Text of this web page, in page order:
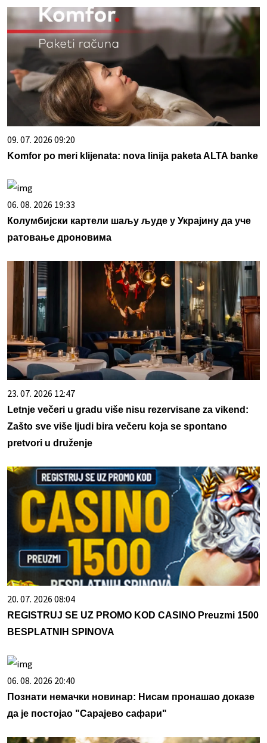
09. 07. 2026 09:20
Komfor po meri klijenata: nova linija paketa ALTA banke
06. 08. 2026 19:33
Колумбијски картели шаљу људе у Украјину да уче
ратовање дроновима
23. 07. 2026 12:47
Letnje večeri u gradu više nisu rezervisane za vikend:
Zašto sve više ljudi bira večeru koja se spontano
pretvori u druženje
20. 07. 2026 08:04
REGISTRUJ SE UZ PROMO KOD CASINO Preuzmi 1500
BESPLATNIH SPINOVA
06. 08. 2026 20:40
Познати немачки новинар: Нисам пронашао доказе
да је постојао "Сарајево сафари"